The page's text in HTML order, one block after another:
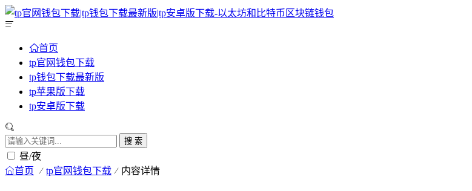
首页
tp官网钱包下载
tp钱包下载最新版
tp苹果版下载
tp安卓版下载
搜 索
昼/夜
首页 tp官网钱包下载 内容详情